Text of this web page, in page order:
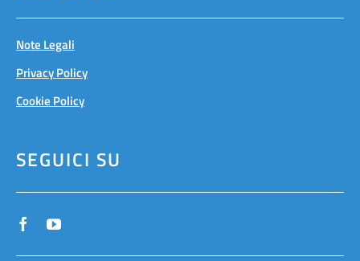
Note Legali
Privacy Policy
Cookie Policy
SEGUICI SU